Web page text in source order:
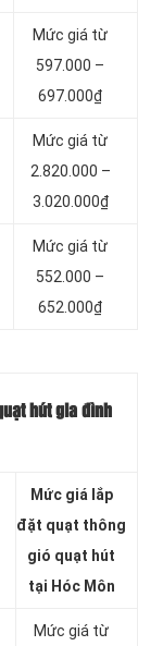
Mức giá từ
597.000 –
697.000₫
Mức giá từ
2.820.000 –
3.020.000₫
Mức giá từ
552.000 –
652.000₫
hút gia đình
Mức giá lắp
đặt quạt thông
gió quạt hút
tại Hóc Môn
Mức giá từ